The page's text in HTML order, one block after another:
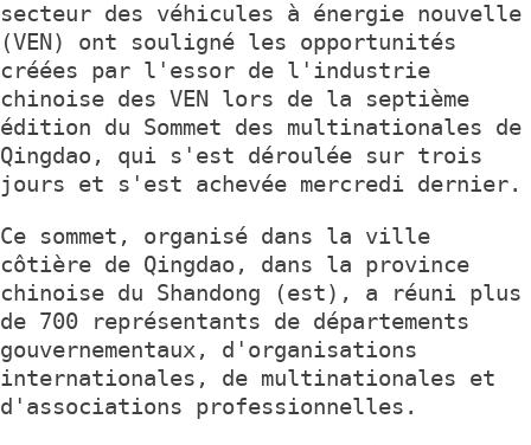
secteur des véhicules à énergie nouvelle
(VEN) ont souligné les opportunités
créées par l'essor de l'industrie
chinoise des VEN lors de la septième
édition du Sommet des multinationales de
Qingdao, qui s'est déroulée sur trois
jours et s'est achevée mercredi dernier.
Ce sommet, organisé dans la ville
côtière de Qingdao, dans la province
chinoise du Shandong (est), a réuni plus
de 700 représentants de départements
gouvernementaux, d'organisations
internationales, de multinationales et
d'associations professionnelles.